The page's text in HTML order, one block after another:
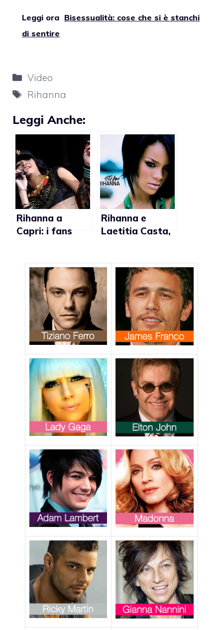
Leggi ora Bisessualità: cose che si è stanchi
di sentire
Categorie
Video
Tag
Rihanna
Leggi Anche:
Rihanna a
Capri: i fans
(video)
Rihanna e
Laetitia Casta,
amo